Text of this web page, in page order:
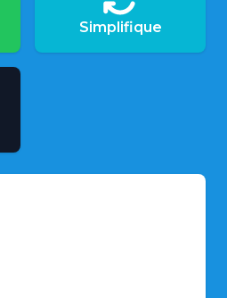
Simplifique